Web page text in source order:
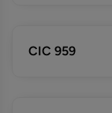
CIC 959